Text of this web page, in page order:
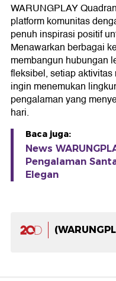
WARUNGPLAY
platform komunitas
penuh inspirasi positif
Menawarkan berbagai
membangun hubungan
fleksibel, setiap
ingin menemukan
pengalaman yang
hari.
Baca juga:
News
Pengalaman
Elegan